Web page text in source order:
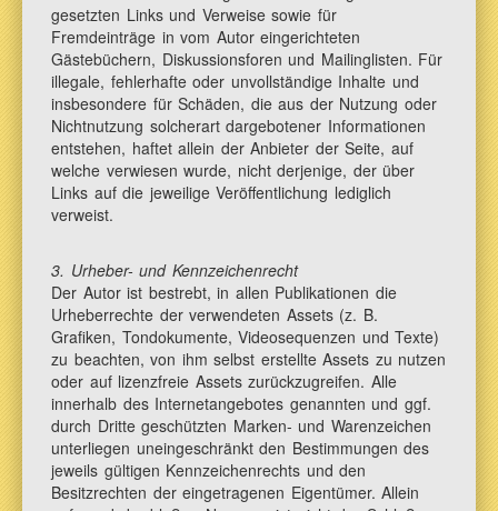
gesetzten Links und Verweise sowie für
Fremdeinträge in vom Autor eingerichteten
Gästebüchern, Diskussionsforen und Mailinglisten. Für
illegale, fehlerhafte oder unvollständige Inhalte und
insbesondere für Schäden, die aus der Nutzung oder
Nichtnutzung solcherart dargebotener Informationen
entstehen, haftet allein der Anbieter der Seite, auf
welche verwiesen wurde, nicht derjenige, der über
Links auf die jeweilige Veröffentlichung lediglich
verweist.
3. Urheber- und Kennzeichenrecht
Der Autor ist bestrebt, in allen Publikationen die
Urheberrechte der verwendeten Assets (z. B.
Grafiken, Tondokumente, Videosequenzen und Texte)
zu beachten, von ihm selbst erstellte Assets zu nutzen
oder auf lizenzfreie Assets zurückzugreifen. Alle
innerhalb des Internetangebotes genannten und ggf.
durch Dritte geschützten Marken- und Warenzeichen
unterliegen uneingeschränkt den Bestimmungen des
jeweils gültigen Kennzeichenrechts und den
Besitzrechten der eingetragenen Eigentümer. Allein